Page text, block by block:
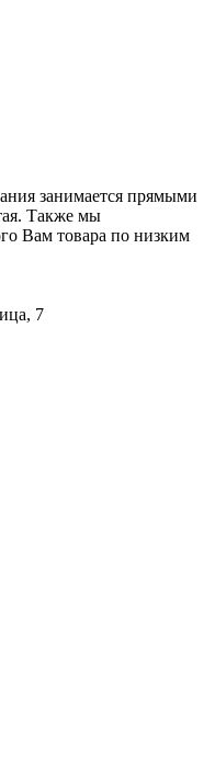
занимается прямыми
Также мы
Вам товара по низким
7